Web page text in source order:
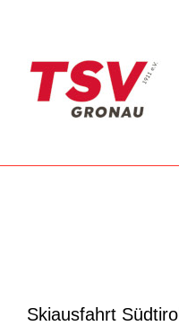
Skiausfahrt Südtirol